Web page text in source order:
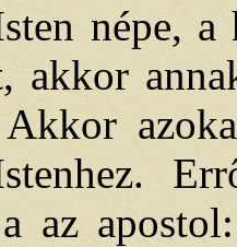
népe,
akkor
Akkor
az